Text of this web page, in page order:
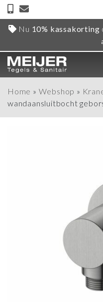
Nu 10% kassakorting
Home » Webshop »
wandaansluitbocht